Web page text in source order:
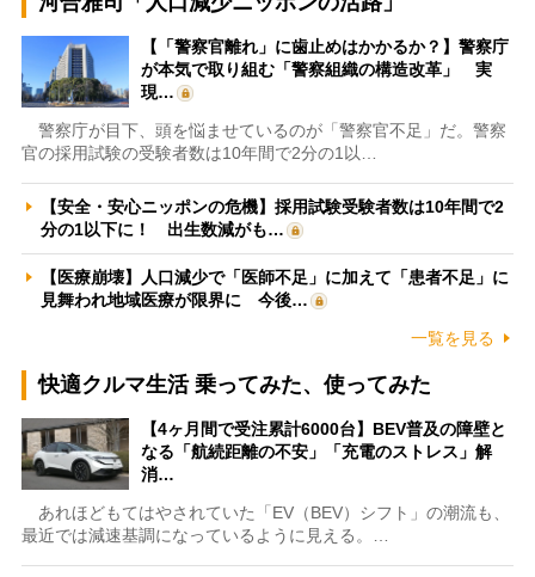
【「警察官離れ」に歯止めはかかるか？】警察庁
が本気で取り組む「警察組織の構造改革」 実
現…
警察庁が目下、頭を悩ませているのが「警察官不足」だ。警察
官の採用試験の受験者数は10年間で2分の1以…
【安全・安心ニッポンの危機】採用試験受験者数は10年間で2
分の1以下に！ 出生数減がも…
【医療崩壊】人口減少で「医師不足」に加えて「患者不足」に
見舞われ地域医療が限界に 今後…
一覧を見る
快適クルマ生活 乗ってみた、使ってみた
【4ヶ月間で受注累計6000台】BEV普及の障壁と
なる「航続距離の不安」「充電のストレス」解
消…
あれほどもてはやされていた「EV（BEV）シフト」の潮流も、
最近では減速基調になっているように見える。…